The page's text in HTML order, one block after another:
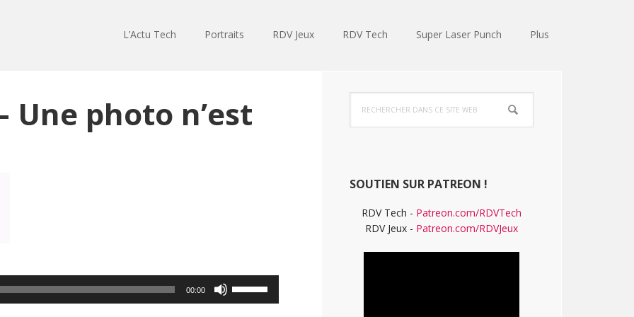
L’Actu Tech Portraits RDV Jeux RDV Tech Super Laser Punch Plus
Une photo n’est
00:00
les
Barre
latérale
dans
ce
SOUTIEN SUR PATREON !
RDV Tech - Patreon.com/RDVTech
RDV Jeux - Patreon.com/RDVJeux